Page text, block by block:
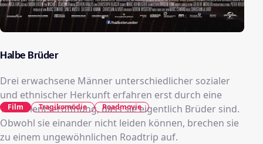
Halbe Brüder
Drei erwachsene Männer unterschiedlicher sozialer
und ethnischer Herkunft erfahren erst durch eine
Testamentseröffnung, dass sie eigentlich Brüder sind.
Obwohl sie einander nicht leiden können, brechen sie
zu einem ungewöhnlichen Roadtrip auf.
Film Tragikomödie Roadmovie